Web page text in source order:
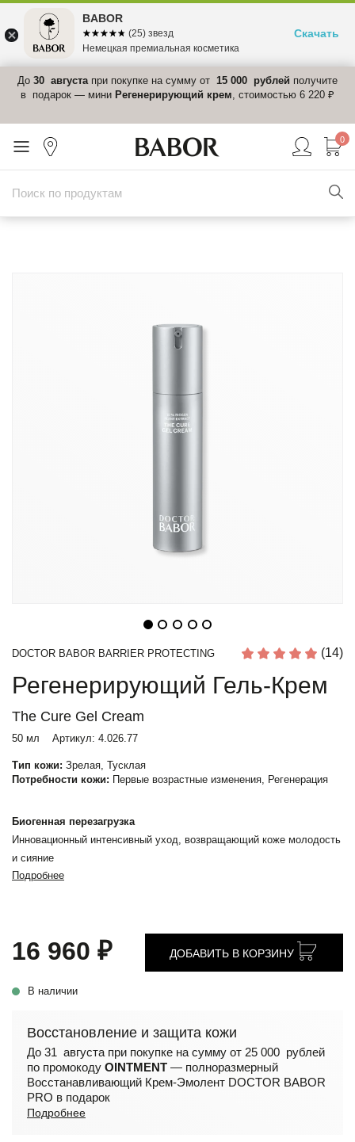
До 30 августапри покупке на сумму от 15 000 рублей получите
в подарок — мини Регенерирующий крем, стоимостью 6 220 ₽
0
DOCTOR BABOR BARRIER PROTECTING (14)
Регенерирующий Гель-Крем
The Cure Gel Cream
50 мл Артикул: 4.026.77
Тип кожи: Зрелая, Тусклая
Потребности кожи: Первые возрастные изменения, Регенерация
Биогенная перезагрузка
Инновационный интенсивный уход, возвращающий коже молодость
и сияние
Подробнее
16 960 ₽
В наличии
ДОБАВИТЬ В КОРЗИНУ
Восстановление и защита кожи
До 31 августа при покупке на сумму от 25 000 рублей
по промокоду OINTMENT — полноразмерный
Восстанавливающий Крем-Эмолент DOCTOR BABOR
PRO в подарок
Подробнее
BABOR
☆☆☆☆☆
★★★★★ (25) звезд
Немецкая премиальная косметика
Скачать